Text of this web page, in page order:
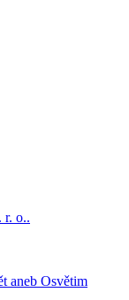
r. o..
aneb Osvětim